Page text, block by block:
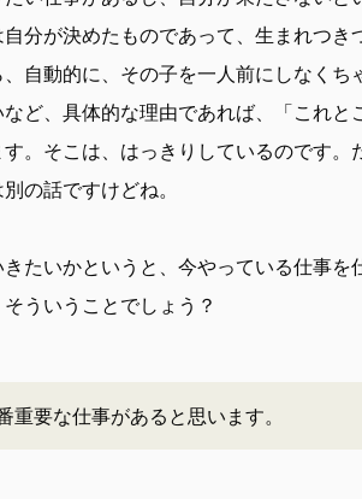
分が決めたものであって、生まれつき
自動的に、その子を一人前にしなくち
ど、具体的な理由であれば、「これと
。そこは、はっきりしているのです。
の話ですけどね。
たいかというと、今やっている仕事を
ういうことでしょう？
要な仕事があると思います。